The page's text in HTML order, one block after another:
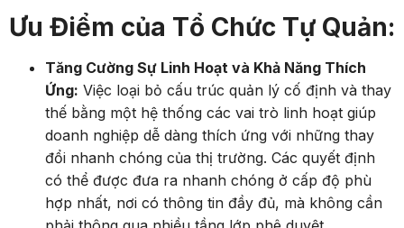
Ưu Điểm của Tổ Chức Tự Quản:
Tăng Cường Sự Linh Hoạt và Khả Năng Thích
Ứng: Việc loại bỏ cấu trúc quản lý cố định và thay
thế bằng một hệ thống các vai trò linh hoạt giúp
doanh nghiệp dễ dàng thích ứng với những thay
đổi nhanh chóng của thị trường. Các quyết định
có thể được đưa ra nhanh chóng ở cấp độ phù
hợp nhất, nơi có thông tin đầy đủ, mà không cần